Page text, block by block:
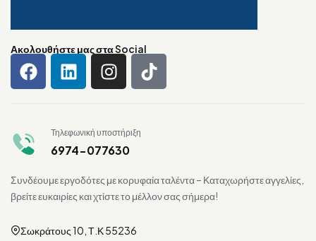
Ακολουθήστε μας στα Social
Τηλεφωνική υποστήριξη
6974-077630
Συνδέουμε εργοδότες με κορυφαία ταλέντα – Καταχωρήστε αγγελίες,
βρείτε ευκαιρίες και χτίστε το μέλλον σας σήμερα!
Σωκράτους 10, Τ.Κ 55236